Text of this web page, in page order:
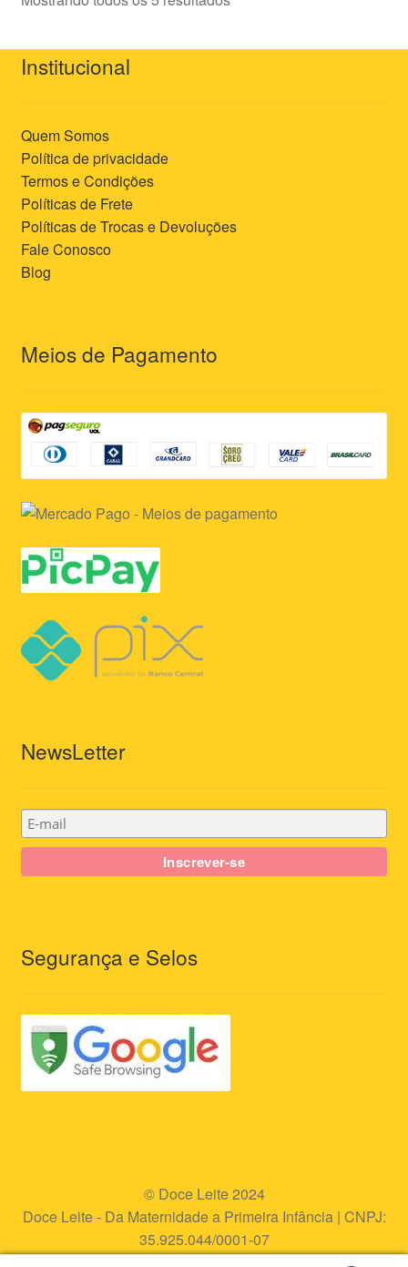
Institucional
Quem Somos
Política de privacidade
Termos e Condições
Políticas de Frete
Políticas de Trocas e Devoluções
Fale Conosco
Blog
Meios de Pagamento
NewsLetter
Segurança e Selos
© Doce Leite 2024
Doce Leite - Da Maternidade a Primeira Infância | CNPJ:
35.925.044/0001-07